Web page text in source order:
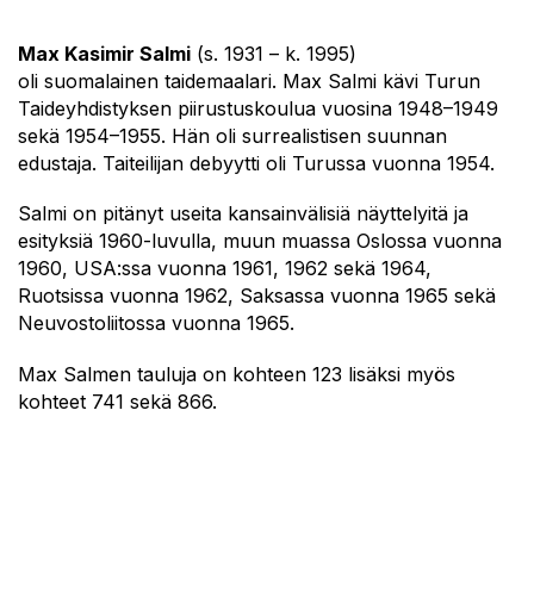
Max Kasimir Salmi (s. 1931 – k. 1995)
oli suomalainen taidemaalari. Max Salmi kävi Turun
Taideyhdistyksen piirustuskoulua vuosina 1948–1949
sekä 1954–1955. Hän oli surrealistisen suunnan
edustaja. Taiteilijan debyytti oli Turussa vuonna 1954.
Salmi on pitänyt useita kansainvälisiä näyttelyitä ja
esityksiä 1960-luvulla, muun muassa Oslossa vuonna
1960, USA:ssa vuonna 1961, 1962 sekä 1964,
Ruotsissa vuonna 1962, Saksassa vuonna 1965 sekä
Neuvostoliitossa vuonna 1965.
Max Salmen tauluja on kohteen 123 lisäksi myös
kohteet 741 sekä 866.